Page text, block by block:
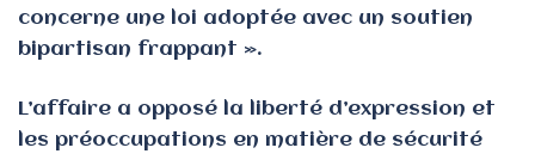
concerne une loi adoptée avec un soutien
bipartisan frappant ».
L’affaire a opposé la liberté d’expression et
les préoccupations en matière de sécurité